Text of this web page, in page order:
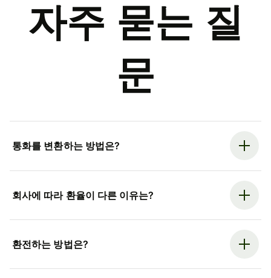
자주 묻는 질
문
통화를 변환하는 방법은?
회사에 따라 환율이 다른 이유는?
환전하는 방법은?